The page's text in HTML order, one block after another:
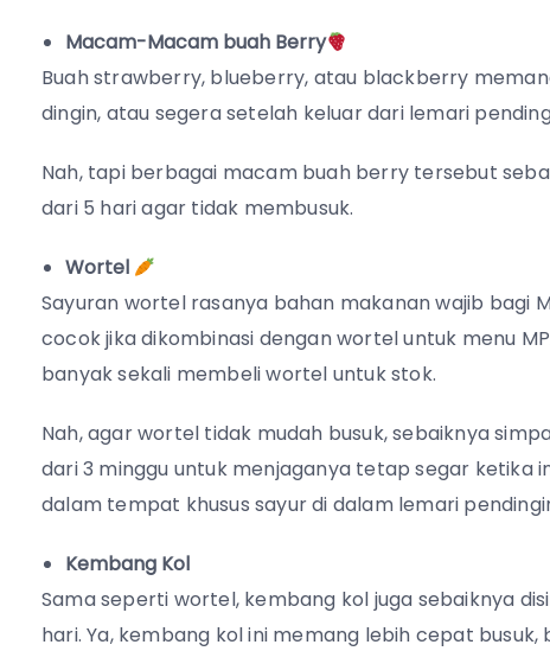
Macam-Macam buah Berry
Buah strawberry, blueberry, atau blackberry
dingin, atau segera setelah keluar dari lemari
Nah, tapi berbagai macam buah berry tersebut
dari 5 hari agar tidak membusuk.
Wortel
Sayuran wortel rasanya bahan makanan wajib bagi
cocok jika dikombinasi dengan wortel untuk menu
banyak sekali membeli wortel untuk stok.
Nah, agar wortel tidak mudah busuk, sebaiknya
dari 3 minggu untuk menjaganya tetap segar ketika
dalam tempat khusus sayur di dalam lemari
Kembang Kol
Sama seperti wortel, kembang kol juga sebaiknya
hari. Ya, kembang kol ini memang lebih cepat